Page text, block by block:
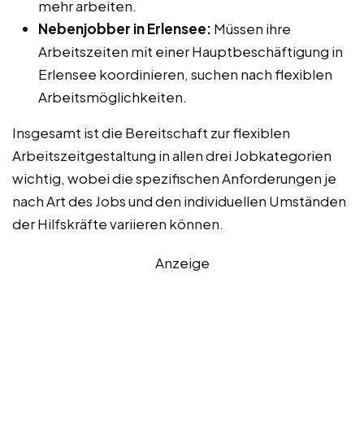
mehr arbeiten.
Nebenjobber in Erlensee: Müssen ihre
Arbeitszeiten mit einer Hauptbeschäftigung in
Erlensee koordinieren, suchen nach flexiblen
Arbeitsmöglichkeiten.
Insgesamt ist die Bereitschaft zur flexiblen
Arbeitszeitgestaltung in allen drei Jobkategorien
wichtig, wobei die spezifischen Anforderungen je
nach Art des Jobs und den individuellen Umständen
der Hilfskräfte variieren können.
Anzeige